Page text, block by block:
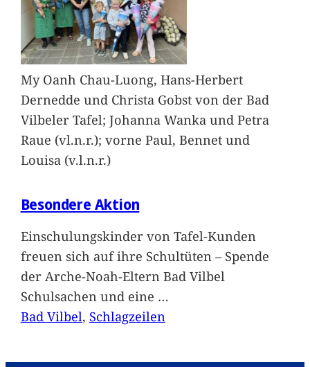
My Oanh Chau-Luong, Hans-Herbert
Dernedde und Christa Gobst von der Bad
Vilbeler Tafel; Johanna Wanka und Petra
Raue (vl.n.r.); vorne Paul, Bennet und
Louisa (v.l.n.r.)
Besondere Aktion
Einschulungskinder von Tafel-Kunden
freuen sich auf ihre Schultüten – Spende
der Arche-Noah-Eltern Bad Vilbel
Schulsachen und eine …
Bad Vilbel, Schlagzeilen